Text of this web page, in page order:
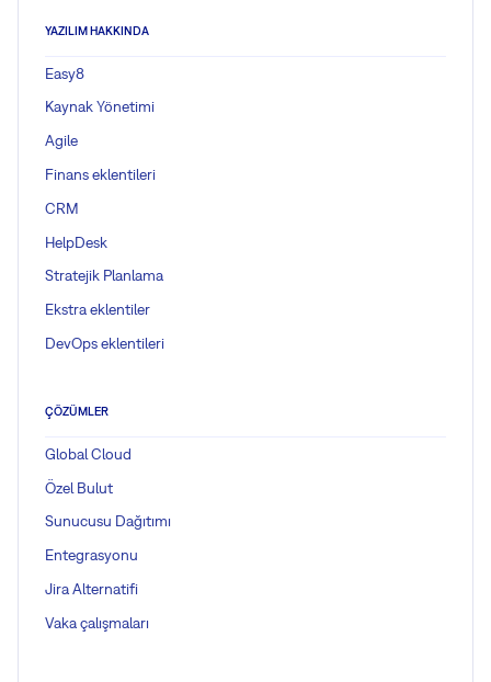
YAZILIM HAKKINDA
Easy8
Kaynak Yönetimi
Agile
Finans eklentileri
CRM
HelpDesk
Stratejik Planlama
Ekstra eklentiler
DevOps eklentileri
ÇÖZÜMLER
Global Cloud
Özel Bulut
Sunucusu Dağıtımı
Entegrasyonu
Jira Alternatifi
Vaka çalışmaları